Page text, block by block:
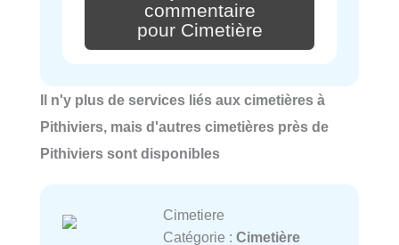
commentaire
pour Cimetière
Il n'y plus de services liés aux cimetières à
Pithiviers, mais d'autres cimetières près de
Pithiviers sont disponibles
Cimetiere
Catégorie : Cimetière